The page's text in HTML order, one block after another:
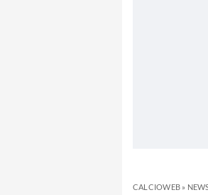
CALCIOWEB»